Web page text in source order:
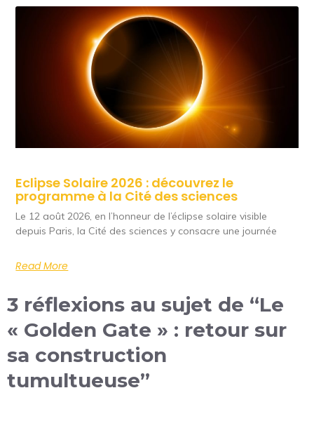
Eclipse Solaire 2026 : découvrez le
programme à la Cité des sciences
Le 12 août 2026, en l’honneur de l’éclipse solaire visible
depuis Paris, la Cité des sciences y consacre une journée
Read More
3 réflexions au sujet de “Le
« Golden Gate » : retour sur
sa construction
tumultueuse”